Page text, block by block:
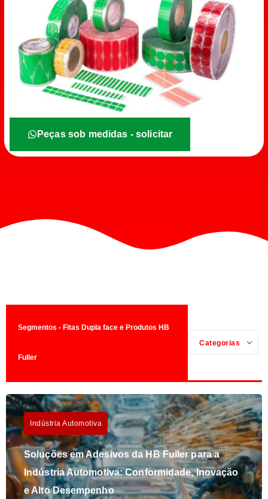
Peças sob medidas - solicitar
Segmentos - Fitas Dupla face e Produtos HB
Fuller
Categorias
Indústria Automotiva
Soluções em Adesivos da HB Fuller para a
Indústria Automotiva: Conformidade, Inovação
e Alto Desempenho